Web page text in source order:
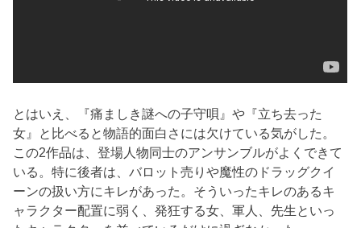
とはいえ、『痛ましき謎への子守唄』や『立ち去った
女』と比べると物語的面白さには欠けている気がした。
この2作品は、登場人物同士のアンサンブルがよくできて
いる。特に後者は、バロット売りや魔性のドラッグクイ
ーンの扱い方にキレがあった。そういったキレのあるキ
ャラクター配置に弱く、発狂する女、軍人、先生といっ